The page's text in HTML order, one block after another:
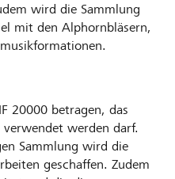
wird die Sammlung
mit den Alphornbläsern,
20000 betragen, das
werden darf.
Sammlung wird die
geschaffen. Zudem